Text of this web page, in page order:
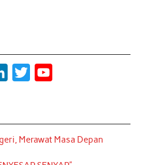
k
e
d
t
t
e
T
u
b
Merawat Masa Depan